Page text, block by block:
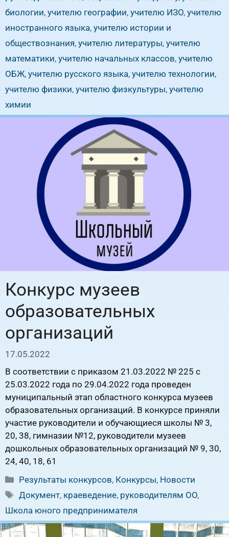
биологии, учителю географии, учителю ИЗО, учителю
иностранного языка, учителю истории и
обществознания, учителю литературы, учителю
математики, учителю начальных классов, учителю
ОБЖ, учителю русского языка, учителю технологии,
учителю физики, учителю физкультуры, учителю
химии
Конкурс музеев
образовательных
организаций
17.05.2022
В соответствии с приказом 21.03.2022 № 225 с
25.03.2022 года по 29.04.2022 года проведен
муниципальный этап областного конкурса музеев
образовательных организаций. В конкурсе приняли
участие руководители и обучающиеся школы № 3,
20, 38, гимназии №12, руководители музеев
дошкольных образовательных организаций № 9, 30,
24, 40, 18, 61
Рубрики
Результаты конкурсов, Конкурсы, Новости
Метки
Документ, краеведение, руководителям ОО,
Школа юного предпринимателя